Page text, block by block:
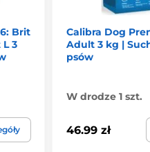
kości 20%), owies,
Brit
3
Calibra Dog
Adult 3 kg |
psów
W drodze 1 szt.
46.99 zł